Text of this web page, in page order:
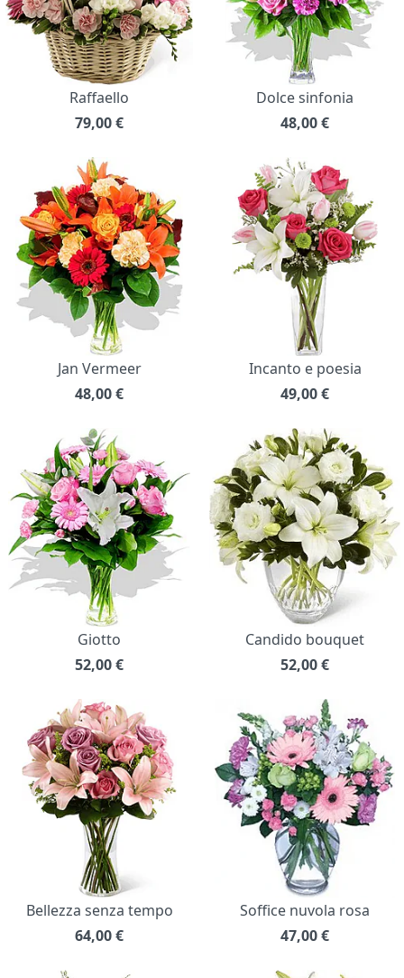
Raffaello
79,00€
Dolce sinfonia
48,00€
Jan Vermeer
48,00€
Incanto e poesia
49,00€
Giotto
52,00€
Candido bouquet
52,00€
Bellezza senza tempo
64,00€
Soffice nuvola rosa
47,00€